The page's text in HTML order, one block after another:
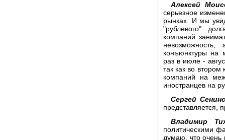
Алексей
серьезное
рынках. И мы
"рублевого"
компаний
конъюнктуры на
раз в июле -
так как во
компаний на
иностранцев на
Сергей
представляется,
Владимир
политическими
думаю, что очень